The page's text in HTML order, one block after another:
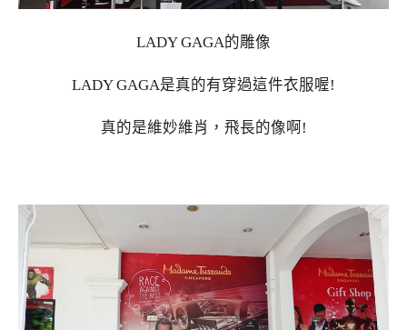
LADY GAGA的雕像
LADY GAGA是真的有穿過這件衣服喔!
真的是維妙維肖，飛長的像啊!